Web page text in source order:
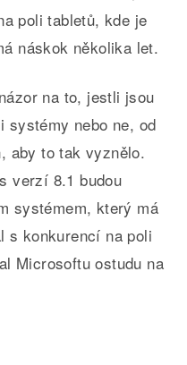
poli tabletů, kde je
náskok několika let.
na to, jestli jsou
systémy nebo ne, od
aby to tak vyznělo.
verzí 8.1 budou
systémem, který má
s konkurencí na poli
Microsoftu ostudu na